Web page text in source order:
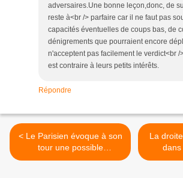
adversaires.Une bonne leçon,donc, de
reste à<br /> parfaire car il ne faut pas
capacités éventuelles de coups bas, de
dénigrements que pourraient encore
n'acceptent pas facilement le verdict<br /
est contraire à leurs petits intérêts.
Répondre
< Le Parisien évoque à son
tour une possible
augmentation des impôts
La
dans